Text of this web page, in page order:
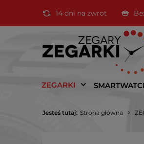
14 dni na zwrot
ZEGARKI
Jesteś tutaj: Strona główna